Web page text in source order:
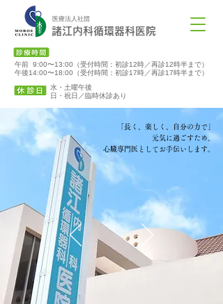
医療法人社団
諸江内科循環器科医院
午前 9:00〜13:00（受付時間：初診12時／再診12時半まで）
午後14:00〜18:00（受付時間：初診17時／再診17時半まで）
水・土曜午後
​日・祝日／臨時休診あり
「長く、楽しく、自分の力で」
元気に過ごすため、
心臓専門医としてお手伝いします。